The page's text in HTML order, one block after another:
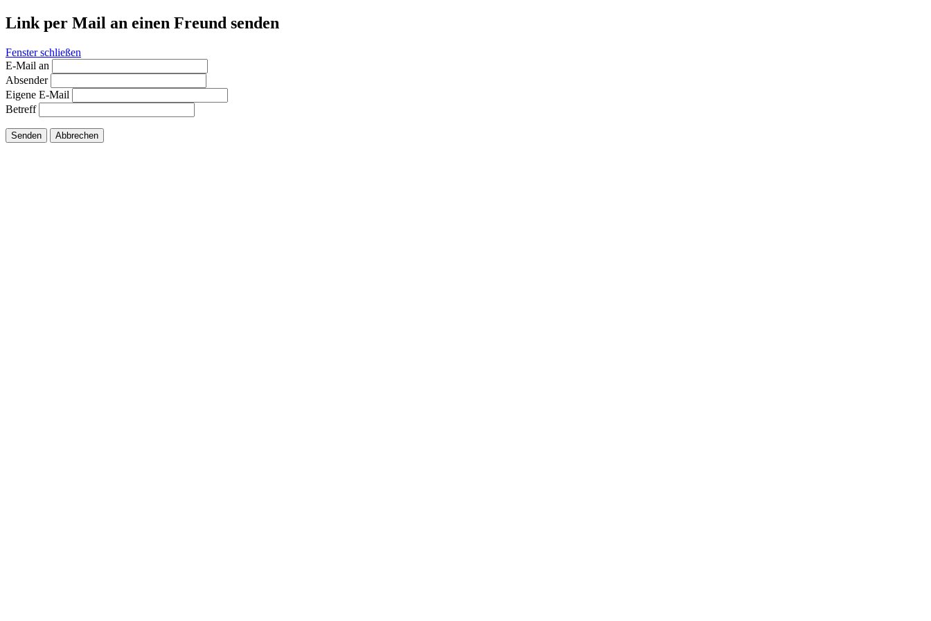
Link per Mail an einen Freund senden
Fenster schließen
E-Mail an
Absender
Eigene E-Mail
Betreff
Senden Abbrechen